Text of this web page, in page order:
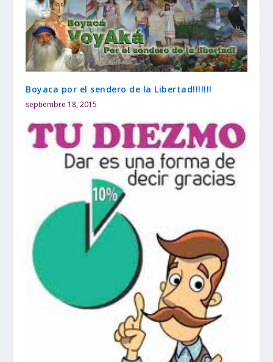
Boyaca por el sendero de la Libertad!!!!!!!
septiembre 18, 2015